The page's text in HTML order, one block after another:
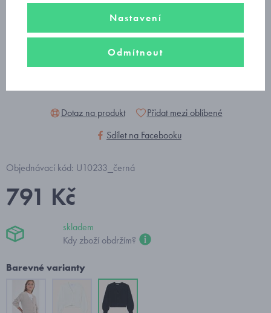
Dotaz na produkt
Přidat mezi oblíbené
Sdílet na Facebooku
Objednávací kód: U10233_černá
791 Kč
skladem
Kdy zboží obdržím?
Barevné varianty
Nastavení
Odmítnout